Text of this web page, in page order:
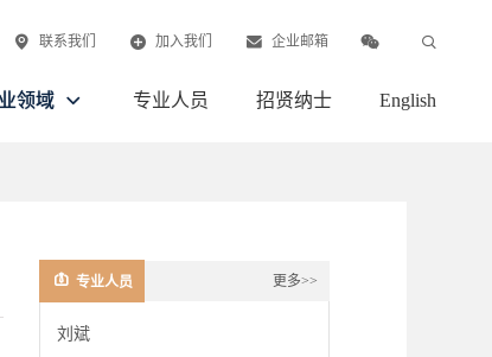
联系我们 加入我们 企业邮箱
领域 专业人员 招贤纳士 English
专业人员 更多>>
刘斌